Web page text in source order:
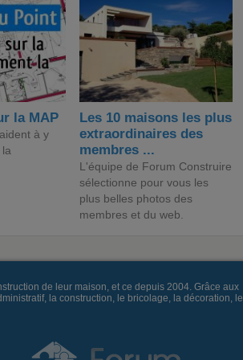
la MAP
à y
Les 10 maisons les plus
extraordinaires des
membres ...
L'équipe de Forum Construire
sélectionne pour vous les
plus belles photos des
membres et du web.
de leur maison, et ce depuis 2004. Grâce aux
la construction, le bricolage, la décoration, le